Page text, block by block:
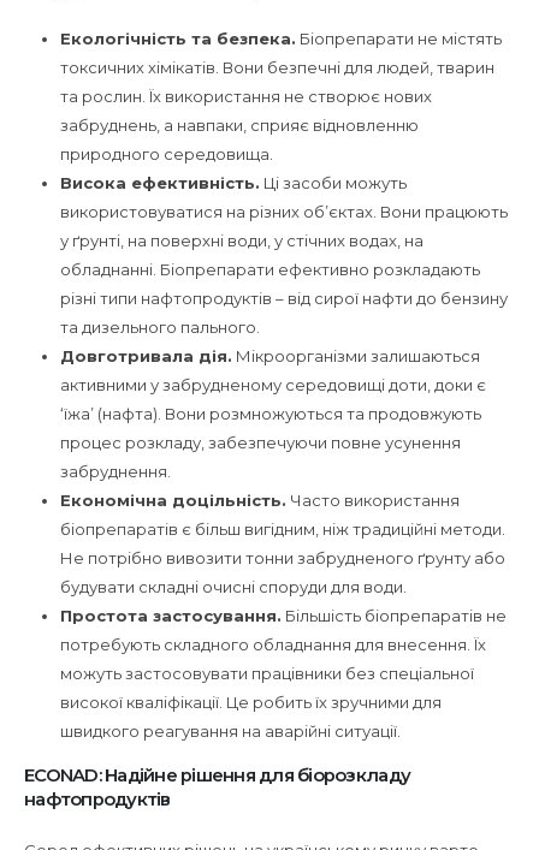
Екологічність та безпека. Біопрепарати не містять
токсичних хімікатів. Вони безпечні для людей, тварин
та рослин. Їх використання не створює нових
забруднень, а навпаки, сприяє відновленню
природного середовища.
Висока ефективність. Ці засоби можуть
використовуватися на різних об’єктах. Вони працюють
у ґрунті, на поверхні води, у стічних водах, на
обладнанні. Біопрепарати ефективно розкладають
різні типи нафтопродуктів – від сирої нафти до бензину
та дизельного пального.
Довготривала дія. Мікроорганізми залишаються
активними у забрудненому середовищі доти, доки є
‘їжа’ (нафта). Вони розмножуються та продовжують
процес розкладу, забезпечуючи повне усунення
забруднення.
Економічна доцільність. Часто використання
біопрепаратів є більш вигідним, ніж традиційні методи.
Не потрібно вивозити тонни забрудненого ґрунту або
будувати складні очисні споруди для води.
Простота застосування. Більшість біопрепаратів не
потребують складного обладнання для внесення. Їх
можуть застосовувати працівники без спеціальної
високої кваліфікації. Це робить їх зручними для
швидкого реагування на аварійні ситуації.
ECONAD: Надійне рішення для біорозкладу
нафтопродуктів